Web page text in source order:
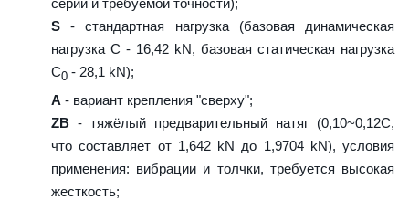
серии и требуемой точности);
S - стандартная нагрузка (базовая динамическая
нагрузка C - 16,42 kN, базовая статическая нагрузка
С0 - 28,1 kN);
A - вариант крепления "сверху";
ZB - тяжёлый предварительный натяг (0,10~0,12C,
что составляет от 1,642 kN до 1,9704 kN), условия
применения: вибрации и толчки, требуется высокая
жесткость;